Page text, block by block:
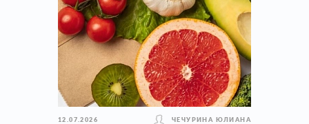
12.07.2026 ЧЕЧУРИНА ЮЛИАНА